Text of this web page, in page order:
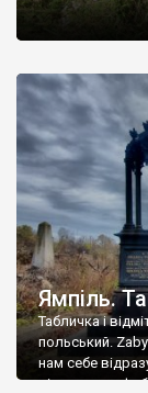
Ямпіль.
Табличка і
польський.
нам себе
віднести до